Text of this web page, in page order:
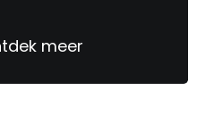
meer